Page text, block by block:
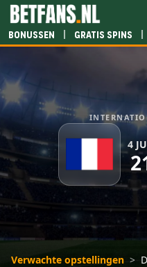
Bonussen | Gratis spins |
4
Verwachte opstellingen >